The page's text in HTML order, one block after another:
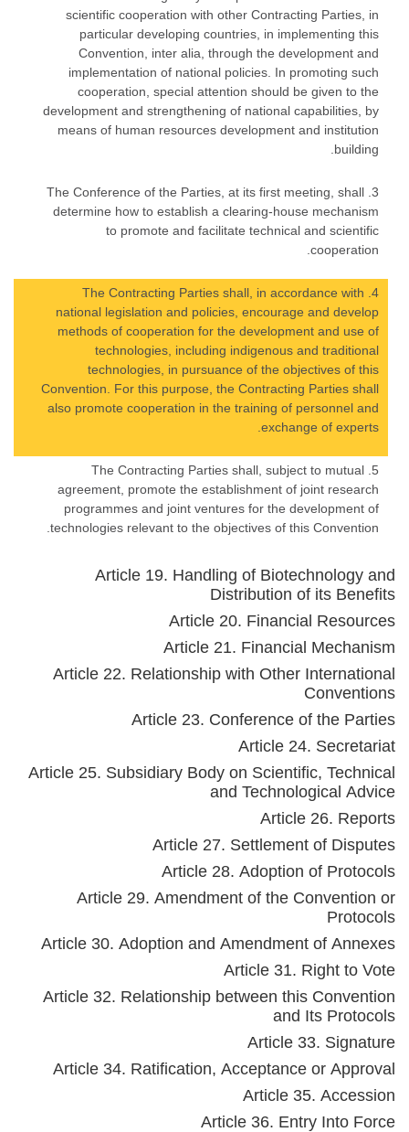
scientific cooperation with other Contracting Parties, in
particular developing countries, in implementing this
Convention, inter alia, through the development and
implementation of national policies. In promoting such
cooperation, special attention should be given to the
development and strengthening of national capabilities, by
means of human resources development and institution
building.
3. The Conference of the Parties, at its first meeting, shall
determine how to establish a clearing-house mechanism
to promote and facilitate technical and scientific
cooperation.
4. The Contracting Parties shall, in accordance with
national legislation and policies, encourage and develop
methods of cooperation for the development and use of
technologies, including indigenous and traditional
technologies, in pursuance of the objectives of this
Convention. For this purpose, the Contracting Parties shall
also promote cooperation in the training of personnel and
exchange of experts.
5. The Contracting Parties shall, subject to mutual
agreement, promote the establishment of joint research
programmes and joint ventures for the development of
technologies relevant to the objectives of this Convention.
Article 19. Handling of Biotechnology and
Distribution of its Benefits
Article 20. Financial Resources
Article 21. Financial Mechanism
Article 22. Relationship with Other International
Conventions
Article 23. Conference of the Parties
Article 24. Secretariat
Article 25. Subsidiary Body on Scientific, Technical
and Technological Advice
Article 26. Reports
Article 27. Settlement of Disputes
Article 28. Adoption of Protocols
Article 29. Amendment of the Convention or
Protocols
Article 30. Adoption and Amendment of Annexes
Article 31. Right to Vote
Article 32. Relationship between this Convention
and Its Protocols
Article 33. Signature
Article 34. Ratification, Acceptance or Approval
Article 35. Accession
Article 36. Entry Into Force